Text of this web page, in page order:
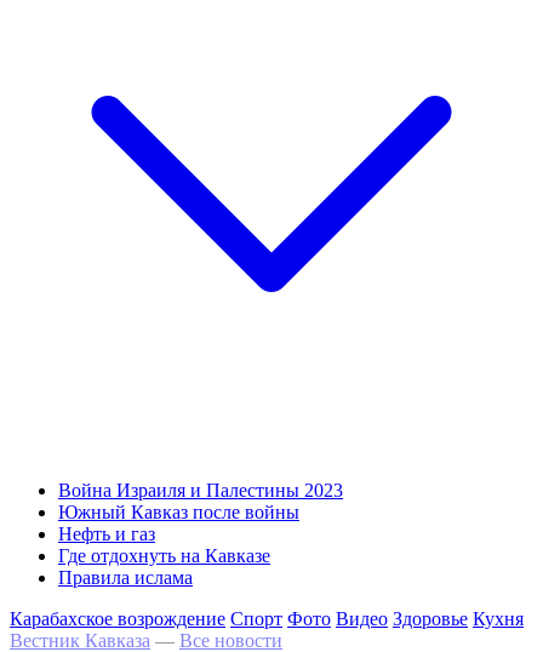
Война Израиля и Палестины 2023
Южный Кавказ после войны
Нефть и газ
Где отдохнуть на Кавказе
Правила ислама
Карабахское возрождение Спорт Фото Видео Здоровье Кухня
Вестник Кавказа — Все новости